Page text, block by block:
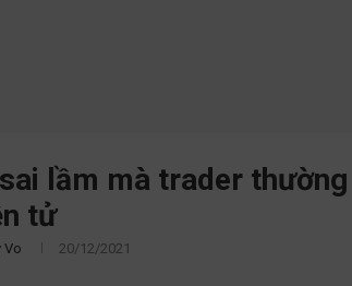
lầm mà trader
tử
Vo 20/12/2021